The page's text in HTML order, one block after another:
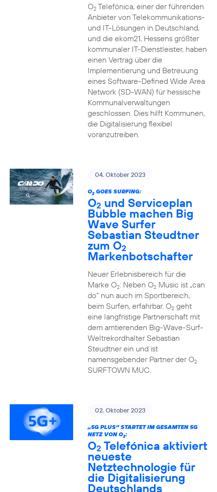
O2Telefónica, einer der führenden
Anbieter von Telekommunikations-
und IT-Lösungen in Deutschland,
und die ekom21, Hessens größter
kommunaler IT-Dienstleister, haben
einen Vertrag über die
Implementierung und Betreuung
eines Software-Defined Wide Area
Network (SD-WAN) für hessische
Kommunalverwaltungen
geschlossen. Dies hilft Kommunen,
die Digitalisierung flexibel
voranzutreiben.
04. Oktober 2023
O2GOES SURFING:
O2 und Serviceplan
Bubble machen Big
Wave Surfer
Sebastian Steudtner
zum O2
Markenbotschafter
Neuer Erlebnisbereich für die
Marke O2: Neben O2Music ist „can
do“ nun auch im Sportbereich,
beim Surfen, erfahrbar. O2geht
eine langfristige Partnerschaft mit
dem amtierenden Big-Wave-Surf-
Weltrekordhalter Sebastian
Steudtner ein und ist
namensgebender Partner der O2
SURFTOWN MUC.
02. Oktober 2023
„5G PLUS“ STARTET IM GESAMTEN 5G
NETZ VON O2:
O2 Telefónica aktiviert
neueste
Netztechnologie für
die Digitalisierung
Deutschlands